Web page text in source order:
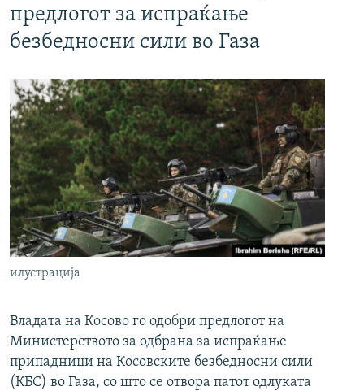
предлогот за испраќање
безбедносни сили во Газа
илустрација
Владата на Косово го одобри предлогот на
Министерството за одбрана за испраќање
припадници на Косовските безбедносни сили
(КБС) во Газа, со што се отвора патот одлуката